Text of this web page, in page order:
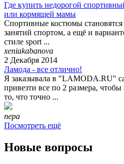
Где купить недорогой
или кормящей мамы
Спортивные костюмы становятся
занятий спортом, а ещё и
стиле sport ...
xeniakabanova
2 Декабря 2014
Ламода - все отлично!
Я заказывала в "LAMODA.RU"
привезти все по 2 размера,
то, что точно ...
nepa
Посмотреть ещё
Новые вопросы